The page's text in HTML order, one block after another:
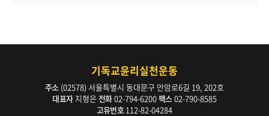
기독교윤리실천운동
주소 (02578) 서울특별시 동대문구 안암로6길 19, 202호
대표자지형은 전화02-794-6200팩스 02-790-8585
고유번호 112-82-04284